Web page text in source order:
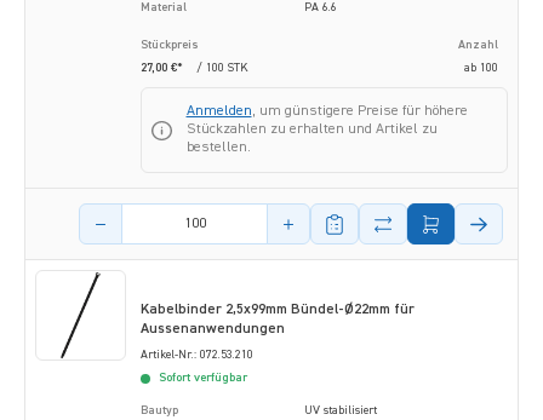
Material
PA 6.6
Stückpreis
Anzahl
27,00 €*
/ 100 STK ab 100
Anmelden, um günstigere Preise für höhere
Stückzahlen zu erhalten und Artikel zu
bestellen.
Menge des Artikels
Kabelbinder 2,5x99mm Bündel-Ø22mm für
Aussenanwendungen
Artikel-Nr.: 072.53.210
Sofort verfügbar
Bautyp
UV stabilisiert